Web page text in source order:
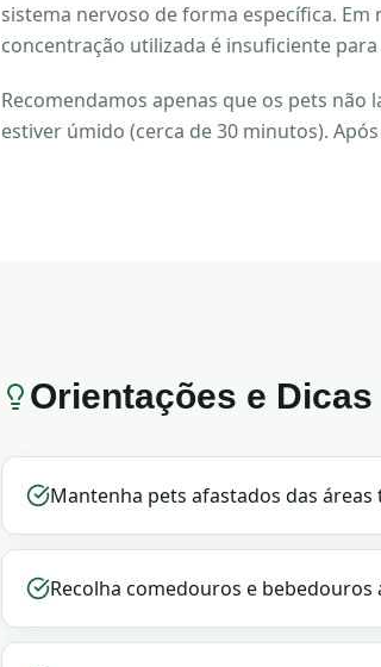
sistema nervoso de forma específica.
concentração utilizada é insuficiente
Recomendamos apenas que os pets
estiver úmido (cerca de 30 minutos).
Orientações e Dicas
Mantenha pets afastados das
Recolha comedouros e bebedouros